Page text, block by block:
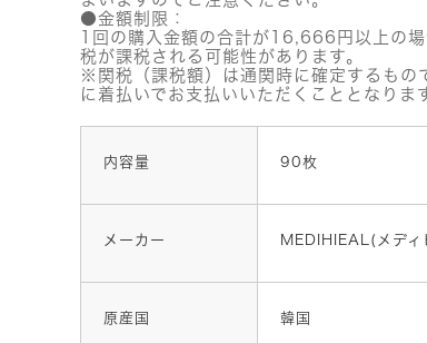
●金額制限：
1回の購入金額の合計が16,666円以上の
税が課税される可能性があります。
※関税（課税額）は通関時に確定するもの
に着払いでお支払いいただくこととなりま
内容量 90枚
メーカー MEDIHIEAL(メディ
原産国 韓国